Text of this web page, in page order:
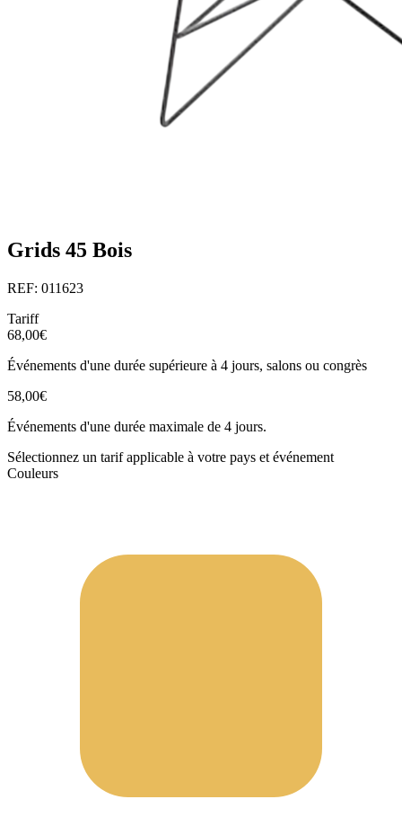
Grids 45 Bois
REF: 011623
Tariff
68,00€
Événements d'une durée supérieure à 4 jours, salons ou congrès
58,00€
Événements d'une durée maximale de 4 jours.
Sélectionnez un tarif applicable à votre pays et événement
Couleurs